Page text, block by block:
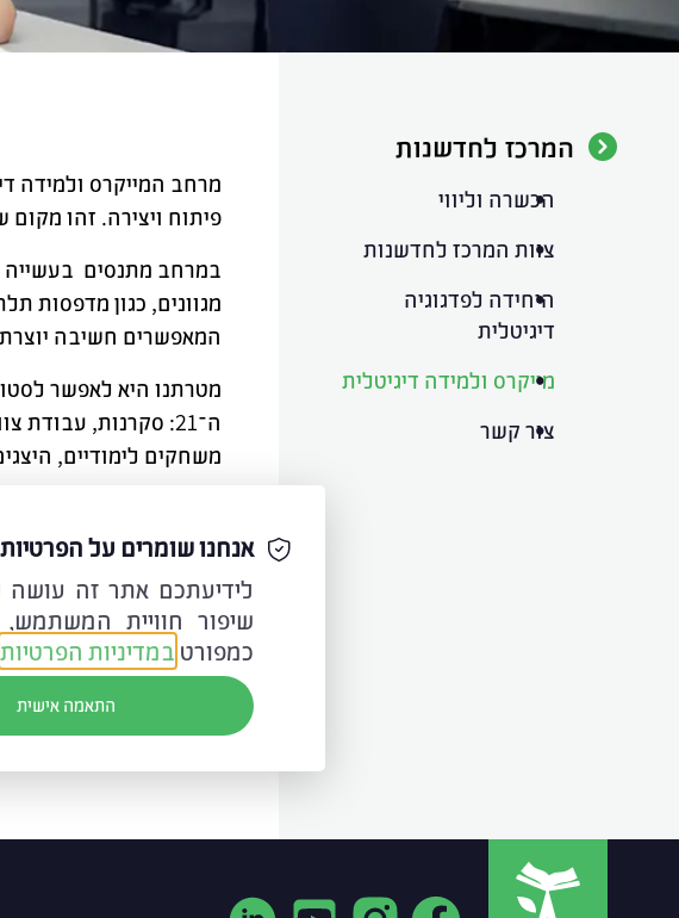
המרכז לחדשנות
הכשרה וליווי
צוות המרכז לחדשנות
היחידה לפדגוגיה
דיגיטלית
מייקרס ולמידה דיגיטלית
צור קשר
מרחב המייקרס ולמידה
פיתוח ויצירה. זהו
במרחב מתנסים בעשייה
מגוונים, כגון מדפסות
המאפשרים חשיבה יוצרת,
מטרתנו היא לאפשר
ה־21: סקרנות,
משחקים לימודיים,
צוות המרחב — הכולל
בתכנון ובהפקת
לצפייה בסדנאות המרחב
להזמנת סדנהלחצו כאן
אנחנו שומרים על
שיפור חוויית המשתמש,
כמפורט במדיניות הפרטיות
התאמה אישית